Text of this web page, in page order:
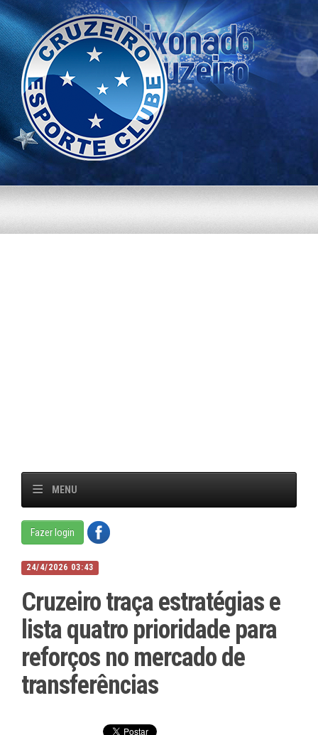
MENU
Fazer login
24/4/2026 03:43
Cruzeiro traça estratégias e
lista quatro prioridade para
reforços no mercado de
transferências